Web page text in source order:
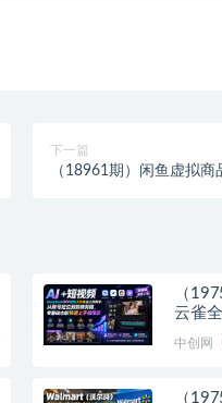
下一篇
（18961期）闲鱼虚拟
（
云雀
中创网
（